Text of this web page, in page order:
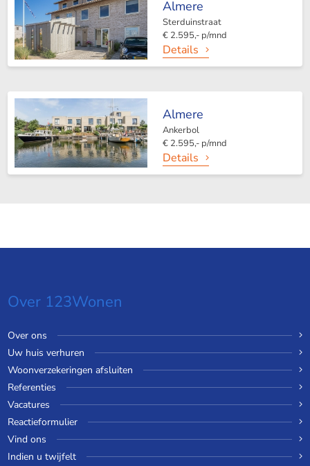
Almere
Sterduinstraat
€ 2.595,- p/mnd
Details
Almere
Ankerbol
€ 2.595,- p/mnd
Details
Over 123Wonen
Over ons
Uw huis verhuren
Woonverzekeringen afsluiten
Referenties
Vacatures
Reactieformulier
Vind ons
Indien u twijfelt